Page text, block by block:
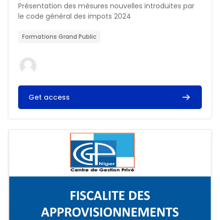
Résumé du cours :
Présentation des mésures nouvelles introduites par
le code général des impots 2024
Formations Grand Public
Get access
Image du cours FISCALITE DES APPROVISIONNEMENTS